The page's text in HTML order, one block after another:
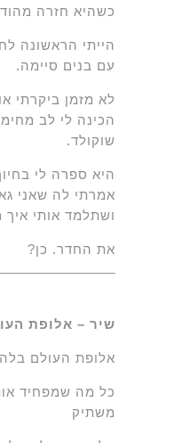
כשהיא חזרה
הייתי הראשונה
עם בנים סיימה.
לא מזמן ביקרתי
הכינה לי לב
שוקולד.
היא ספרה לי
אמרתי לה שאני
ושתלמד אותי איך
את החדר. כן?
שיר – אלופת
אלופת העולם
כל מה שמפחיד
משתיק